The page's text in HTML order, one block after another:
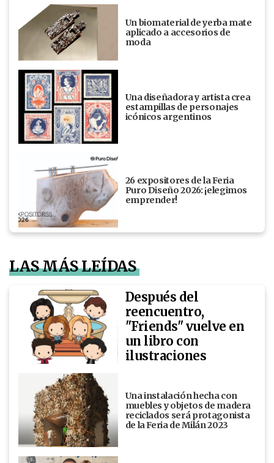
Un biomaterial de yerba mate
aplicado a accesorios de
moda
Una diseñadora y artista crea
estampillas de personajes
icónicos argentinos
26 expositores de la Feria
Puro Diseño 2026: ¡elegimos
emprender!
LAS MÁS LEÍDAS
Después del
reencuentro,
"Friends" vuelve en
un libro con
ilustraciones
Una instalación hecha con
muebles y objetos de madera
reciclados será protagonista
de la Feria de Milán 2023